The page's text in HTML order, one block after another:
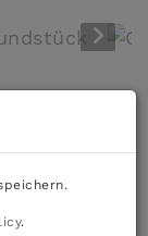
***
stehen
.